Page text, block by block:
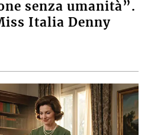
senza umanità”.
Italia Denny